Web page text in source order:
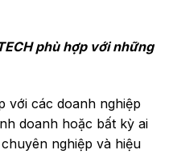
phù hợp với những
với các doanh nghiệp
doanh hoặc bất kỳ ai
nghiệp và hiệu